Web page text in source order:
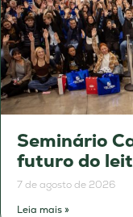
Seminário
futuro do
7 de agosto de 2026
Leia mais »